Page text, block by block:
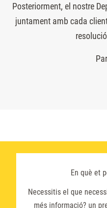
Posteriorment, el nostre
juntament amb cada
En què et
Necessitis el que
més informació? un